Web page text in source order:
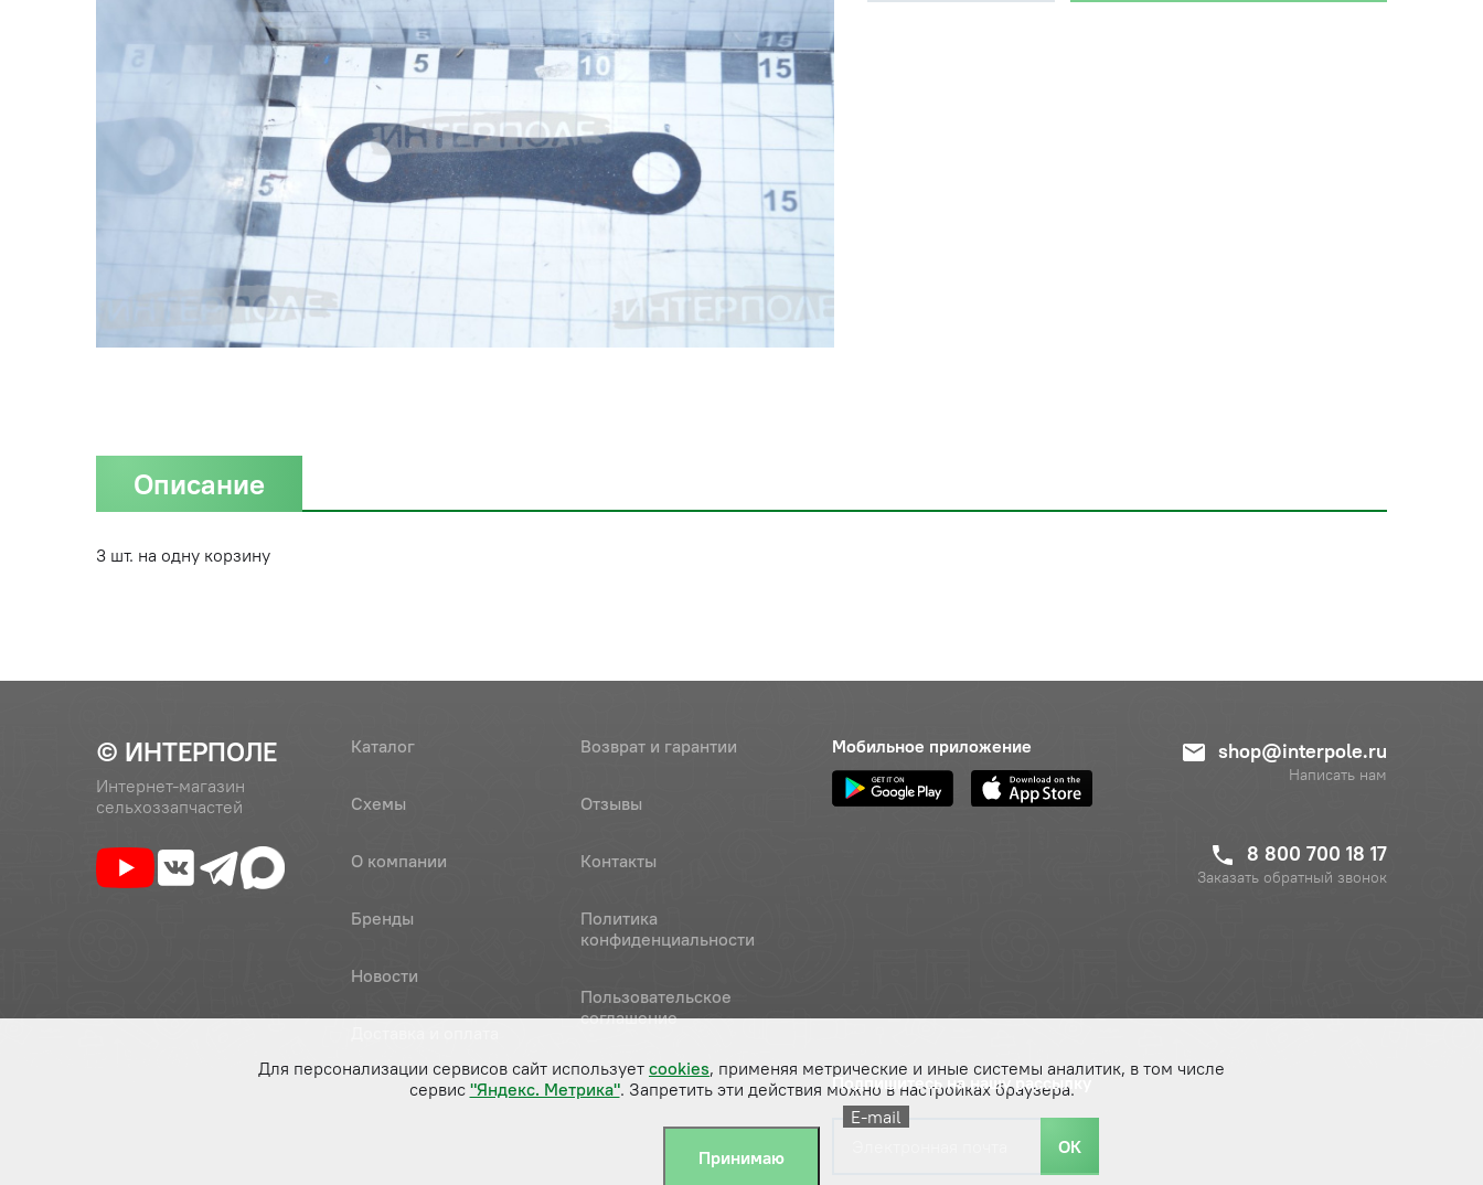
Описание
3 шт. на одну корзину
© ИНТЕРПОЛЕ
Интернет-магазин
сельхоззапчастей
Каталог
Схемы
О компании
Бренды
Новости
Возврат и гарантии
Отзывы
Контакты
Политика
конфиденциальности
Пользовательское
соглашение
Мобильное приложение shop@interpole.ru
Написать нам
8 800 700 18 17
Заказать обратный звонок
Подпишитесь на нашу рассылку
E-mail
ОК
Для персонализации сервисов сайт использует cookies, применяя метрические и иные системы аналитик, в том числе
сервис "Яндекс. Метрика". Запретить эти действия можно в настройках браузера.
Принимаю